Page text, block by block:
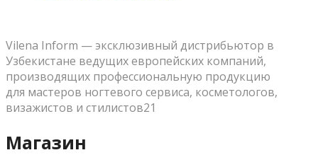
Vilena Inform — эксклюзивный дистрибьютор в
Узбекистане ведущих европейских компаний,
производящих профессиональную продукцию
для мастеров ногтевого сервиса, косметологов,
визажистов и стилистов21
Магазин